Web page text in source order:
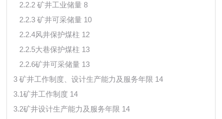
2.2.2 矿井工业储量 8
2.2.3 矿井可采储量 10
2.2.4风井保护煤柱 12
2.2.5大巷保护煤柱 13
2.2.6矿井可采储量 13
3 矿井工作制度、设计生产能力及服务年限 14
3.1矿井工作制度 14
3.2矿井设计生产能力及服务年限 14